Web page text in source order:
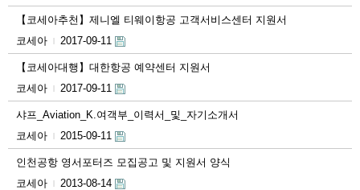
【코세아추천】제니엘 티웨이항공 고객서비스센터 지원서
코세아
2017-09-11
【코세아대행】대한항공 예약센터 지원서
코세아
2017-09-11
샤프_Aviation_K.여객부_이력서_및_자기소개서
코세아
2015-09-11
인천공항 영서포터즈 모집공고 및 지원서 양식
코세아
2013-08-14